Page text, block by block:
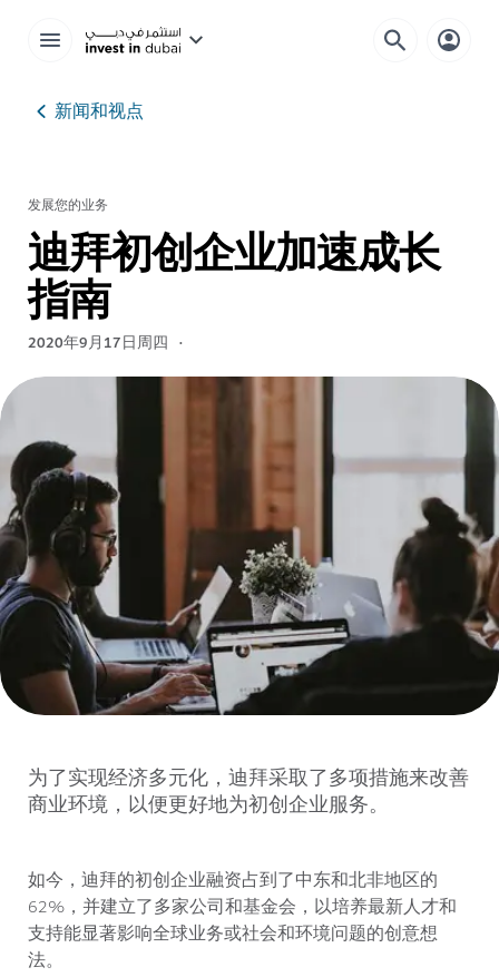
新闻和视点
发展您的业务
迪拜初创企业加速成长
指南
2020年9月17日周四
为了实现经济多元化，迪拜采取了多项措施来改善
商业环境，以便更好地为初创企业服务。
如今，迪拜的初创企业融资占到了中东和北非地区的
62%，并建立了多家公司和基金会，以培养最新人才和
支持能显著影响全球业务或社会和环境问题的创意想
法。